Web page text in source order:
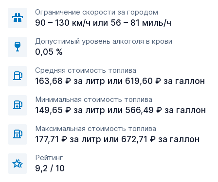
Ограничение скорости за городом
90 – 130 км/ч или 56 – 81 миль/ч
Допустимый уровень алкоголя в крови
0,05 %
Средняя стоимость топлива
163,68 ₽ за литр или 619,60 ₽ за галлон
Минимальная стоимость топлива
149,65 ₽ за литр или 566,49 ₽ за галлон
Максимальная стоимость топлива
177,71 ₽ за литр или 672,71 ₽ за галлон
Рейтинг
9,2 / 10